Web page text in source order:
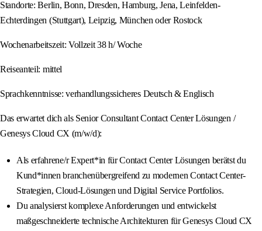
Standorte: Berlin, Bonn, Dresden, Hamburg, Jena, Leinfelden-
Echterdingen (Stuttgart), Leipzig, München oder Rostock
Wochenarbeitszeit: Vollzeit 38 h/ Woche
Reiseanteil: mittel
Sprachkenntnisse: verhandlungssicheres Deutsch & Englisch
Das erwartet dich als Senior Consultant Contact Center Lösungen /
Genesys Cloud CX (m/w/d):
Als erfahrene/r Expert*in für Contact Center Lösungen berätst du
Kund*innen branchenübergreifend zu modernen Contact Center-
Strategien, Cloud-Lösungen und Digital Service Portfolios.
Du analysierst komplexe Anforderungen und entwickelst
maßgeschneiderte technische Architekturen für Genesys Cloud CX